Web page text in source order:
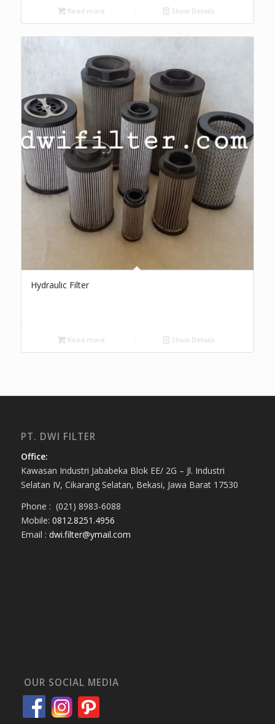
Read more Show Details
Hydraulic Filter
Read more Show Details
PT. DWI FILTER
Office:
Kawasan Industri Jababeka Blok EE/ 2G – Jl. Industri
Selatan IV, Cikarang Selatan, Bekasi, Jawa Barat 17530
Phone : (021) 8983-6088
Mobile: 0812.8251.4956
Email : dwi.filter@ymail.com
OUR SOCIAL MEDIA